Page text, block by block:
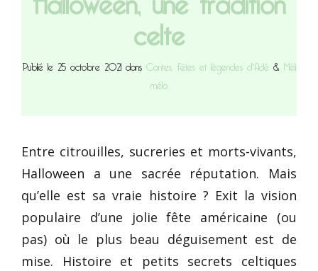
celte
Publié le 25 octobre 2021 dansContes, fêtes et légendes d'Adé & Méli
mélo
Entre citrouilles, sucreries et morts-vivants,
Halloween a une sacrée réputation. Mais
qu’elle est sa vraie histoire ? Exit la vision
populaire d’une jolie fête américaine (ou
pas) où le plus beau déguisement est de
mise. Histoire et petits secrets celtiques